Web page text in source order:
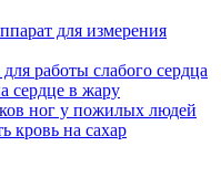
для измерения
работы слабого сердца
сердце в жару
ног у пожилых людей
кровь на сахар